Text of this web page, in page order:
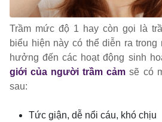
Trầm mức độ 1 hay còn gọi là
biểu hiện này có thể diễn ra trong
hưởng đến các hoạt động sinh
giới của người trầm cảm sẽ có
sau:
Tức giận, dễ nổi cáu, khó chịu